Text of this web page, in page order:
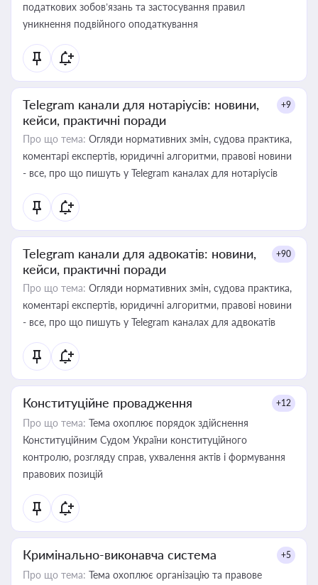
податкових зобов’язань та застосування правил
уникнення подвійного оподаткування
Telegram канали для нотаріусів: новини,
кейси, практичні поради
+9
Про що тема: Огляди нормативних змін, судова практика,
коментарі експертів, юридичні алгоритми, правові новини
- все, про що пишуть у Telegram каналах для нотаріусів
Telegram канали для адвокатів: новини,
кейси, практичні поради
+90
Про що тема: Огляди нормативних змін, судова практика,
коментарі експертів, юридичні алгоритми, правові новини
- все, про що пишуть у Telegram каналах для адвокатів
Конституційне провадження +12
Про що тема: Тема охоплює порядок здійснення
Конституційним Судом України конституційного
контролю, розгляду справ, ухвалення актів і формування
правових позицій
Кримінально-виконавча система +5
Про що тема: Тема охоплює організацію та правове